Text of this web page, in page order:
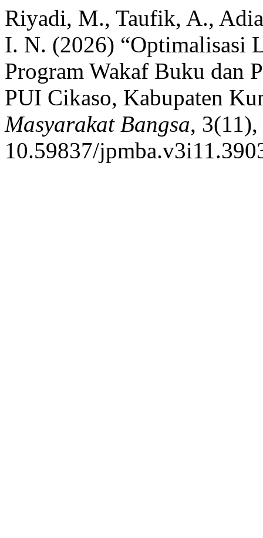
Riyadi, M., Taufik, A.,
I. N. (2026) “Optimalisasi
Program Wakaf Buku dan
PUI Cikaso, Kabupaten
Masyarakat Bangsa,
10.59837/